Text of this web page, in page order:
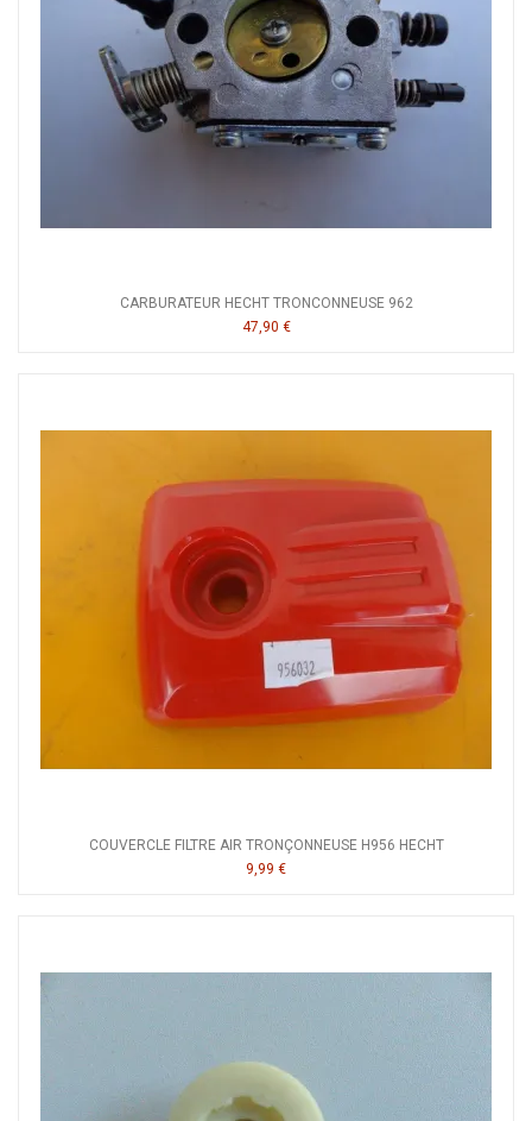
CARBURATEUR HECHT TRONCONNEUSE 962
47,90 €
COUVERCLE FILTRE AIR TRONÇONNEUSE H956 HECHT
9,99 €